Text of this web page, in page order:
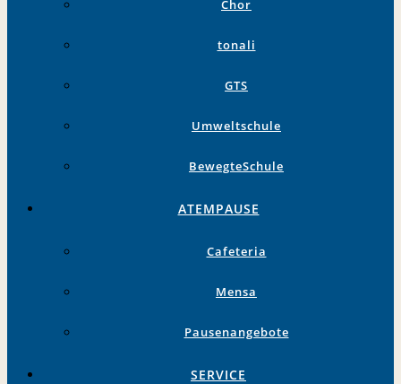
Chor
tonali
GTS
Umweltschule
BewegteSchule
ATEMPAUSE
Cafeteria
Mensa
Pausenangebote
SERVICE